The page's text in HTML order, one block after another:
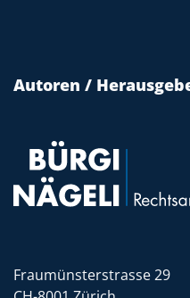
Autoren /
Fraumünsterstrasse 29